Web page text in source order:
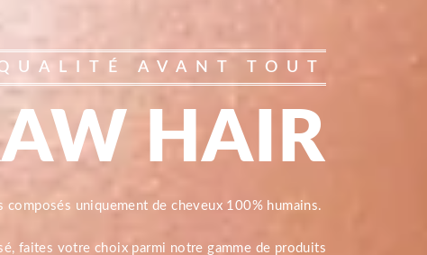
AVANT TOUT
HAIR
composés uniquement de cheveux 100% humains.
faites votre choix parmi notre gamme de produits